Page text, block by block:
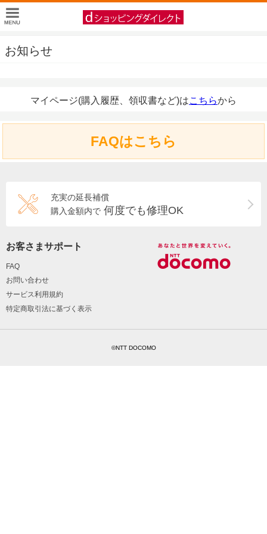
お知らせ
マイページ(購入履歴、領収書など)はこちらから
FAQはこちら
充実の延長補償
購入金額内で 何度でも修理OK
お客さまサポート
FAQ
お問い合わせ
サービス利用規約
特定商取引法に基づく表示
©NTT DOCOMO